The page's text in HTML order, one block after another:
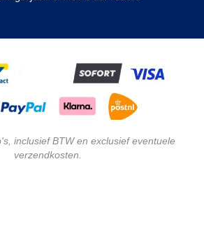
inclusief BTW en exclusief eventuele
verzendkosten.